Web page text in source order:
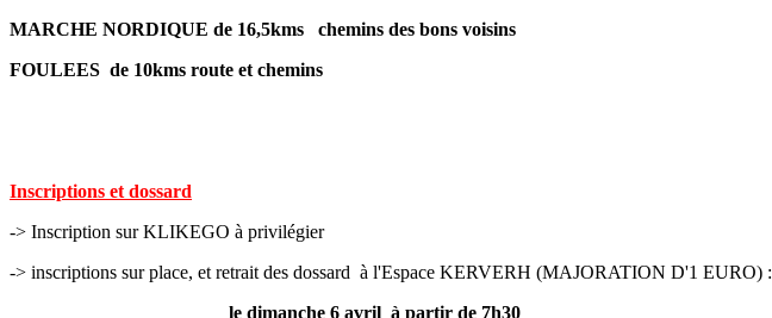
MARCHE NORDIQUE de 16,5kms chemins des bons voisins
FOULEES de 10kms route et chemins
Inscriptions et dossard
-> Inscription sur KLIKEGO à privilégier
-> inscriptions sur place, et retrait des dossard à l'Espace KERVERH (MAJORATION D'1 EURO) :
le dimanche 6 avril à partir de 7h30